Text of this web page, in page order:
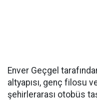
Enver Geçgel
altyapısı, genç filosu
şehirlerarası otobüs